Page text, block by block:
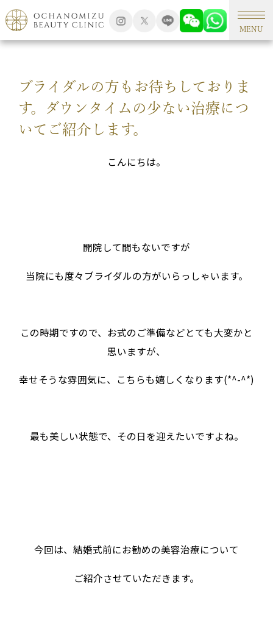
MENU
TOP シミ外来
ブライダルの方もお待ちしておりま
す。ダウンタイムの少ない治療につ
いてご紹介します。
こんにちは。
開院して間もないですが
当院にも度々ブライダルの方がいらっしゃいます。
この時期ですので、お式のご準備などとても大変かと
思いますが、
幸せそうな雰囲気に、こちらも嬉しくなります(*^-^*)
最も美しい状態で、その日を迎えたいですよね。
今回は、結婚式前にお勧めの美容治療について
ご紹介させていただきます。